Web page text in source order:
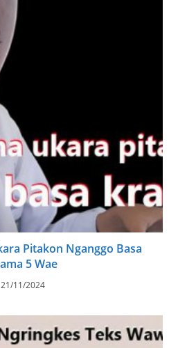
Pitakon Nganggo Basa
5 Wae
21/11/2024